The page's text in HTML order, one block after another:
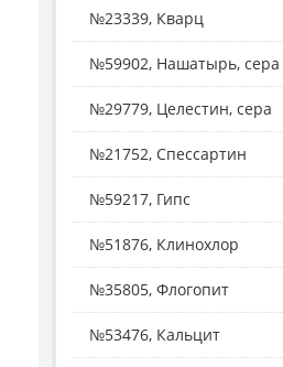
№23339, Кварц
№59902, Нашатырь, сера
№29779, Целестин, сера
№21752, Спессартин
№59217, Гипс
№51876, Клинохлор
№35805, Флогопит
№53476, Кальцит